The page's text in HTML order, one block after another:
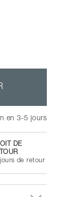
en 3-5 jours
DE
de retour